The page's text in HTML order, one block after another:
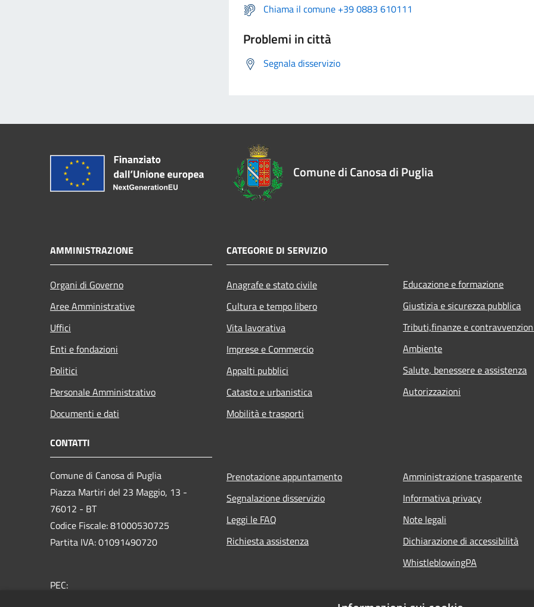
Chiama il comune +39 0883 610111
Problemi in città
Segnala disservizio
Comune di Canosa di Puglia
AMMINISTRAZIONE
Organi di Governo
Aree Amministrative
Uffici
Enti e fondazioni
Politici
Personale Amministrativo
Documenti e dati
CATEGORIE DI SERVIZIO
Anagrafe e stato civile
Cultura e tempo libero
Vita lavorativa
Imprese e Commercio
Appalti pubblici
Catasto e urbanistica
Mobilità e trasporti
Educazione e formazione
Giustizia e sicurezza pubblica
Tributi,finanze e
Ambiente
Salute, benessere e assistenza
Autorizzazioni
CONTATTI
Comune di Canosa di Puglia
Piazza Martiri del 23 Maggio, 13 -
76012 - BT
Codice Fiscale: 81000530725
Partita IVA: 01091490720
PEC:
Prenotazione appuntamento
Segnalazione disservizio
Leggi le FAQ
Richiesta assistenza
Amministrazione trasparente
Informativa privacy
Note legali
Dichiarazione di accessibilità
WhistleblowingPA